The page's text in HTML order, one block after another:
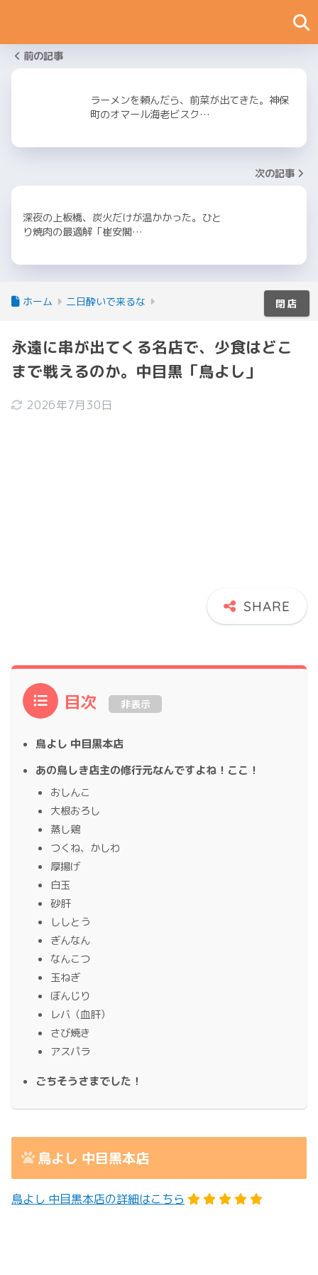
前の記事
ラーメンを頼んだら、前菜が出てきた。神保
町のオマール海老ビスク…
次の記事
深夜の上板橋、炭火だけが温かかった。ひと
り焼肉の最適解「崔安閣…
ホーム 二日酔いで来るな
永遠に串が出てくる名店で、少食はどこ
まで戦えるのか。中目黒「鳥よし」
2026年7月30日
目次 非表示
鳥よし 中目黒本店
あの鳥しき店主の修行元なんですよね！ここ！
おしんこ
大根おろし
蒸し鶏
つくね、かしわ
厚揚げ
白玉
砂肝
ししとう
ぎんなん
なんこつ
玉ねぎ
ぼんじり
レバ（血肝）
さび焼き
アスパラ
ごちそうさまでした！
鳥よし 中目黒本店
鳥よし 中目黒本店の詳細はこちら